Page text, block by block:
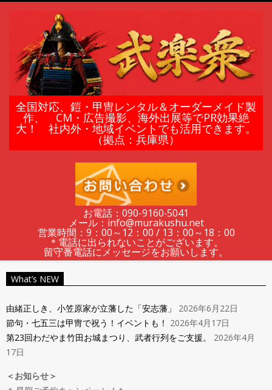
鎧
甲
レ
ン
タ
ル
＆
全国対応、鎧・甲冑レンタル＆オーダーメイド製
作、 CM・広告撮影、海外出展等でPR効果絶
大！ 社内外・地域イベントでも活用できます。
（拠点：兵庫県）
お電話：090-9160‐5041
メール：info@murakushu.net
営業時間：9：00～12：00 / 13：00～18：00
＊電話に出られないことがございます。
留守番電話にメッセージをお願いします。
Navigation
What’s NEW
由緒正しき、小笠原家が立藩した「安志藩」
2026年6月22日
節句・七五三は甲冑で祝う！イベントも！ 2026年4月17日
第23回わだやま竹田お城まつり、武者行列をご支援。
2026年4月
17日
＜お知らせ＞